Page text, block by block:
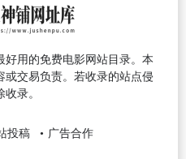
用的免费电影网站目录。本
或交易负责。若收录的站点侵
录。
投稿 广告合作